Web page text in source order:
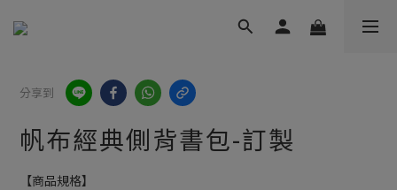
分享到
帆布經典側背書包-訂製
【商品規格】